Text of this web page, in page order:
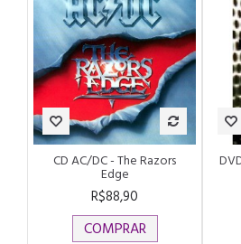
CD AC/DC - The Razors
Edge
R$88,90
COMPRAR